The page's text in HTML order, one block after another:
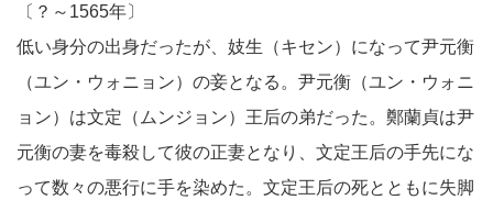
〔？～1565年〕
低い身分の出身だったが、妓生（キセン）になって尹元衡
（ユン・ウォニョン）の妾となる。尹元衡（ユン・ウォニ
ョン）は文定（ムンジョン）王后の弟だった。鄭蘭貞は尹
元衡の妻を毒殺して彼の正妻となり、文定王后の手先にな
って数々の悪行に手を染めた。文定王后の死とともに失脚